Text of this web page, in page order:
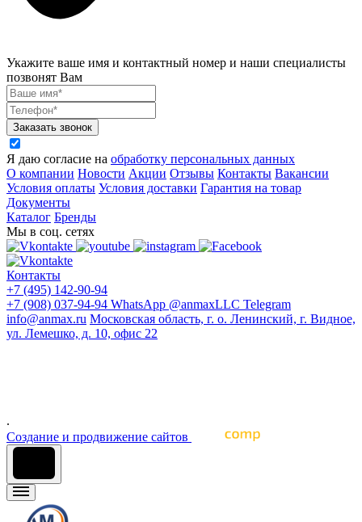
Укажите ваше имя и контактный номер и наши специалисты
позвонят Вам
Заказать звонок
Я даю согласие на обработку персональных данных
О компании Новости Акции Отзывы Контакты Вакансии
Условия оплаты Условия доставки Гарантия на товар
Документы
Каталог Бренды
Мы в соц. сетях
Контакты
+7 (495) 142-90-94
+7 (908) 037-94-94 WhatsApp @anmaxLLC Telegram
info@anmax.ru Московская область, г. о. Ленинский, г. Видное,
ул. Лемешко, д. 10, офис 22
.
Cоздание и продвижение сайтов